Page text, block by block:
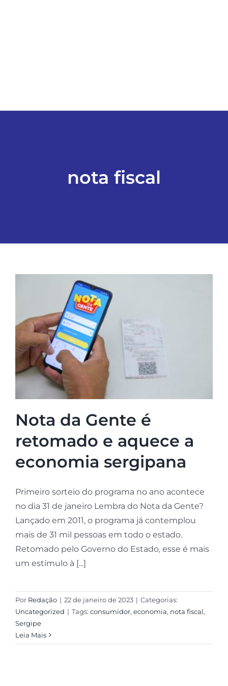
EDIÇÕES EM PDFnota fiscal
Nota da Gente é
retomado e aquece a
economia sergipana
Primeiro sorteio do programa no ano acontece
no dia 31 de janeiro Lembra do Nota da Gente?
Lançado em 2011, o programa já contemplou
mais de 31 mil pessoas em todo o estado.
Retomado pelo Governo do Estado, esse é mais
um estímulo à [...]
Por Redação | 22 de janeiro de 2023 | Categorias:
Uncategorized | Tags: consumidor, economia, nota fiscal,
Sergipe
Leia Mais